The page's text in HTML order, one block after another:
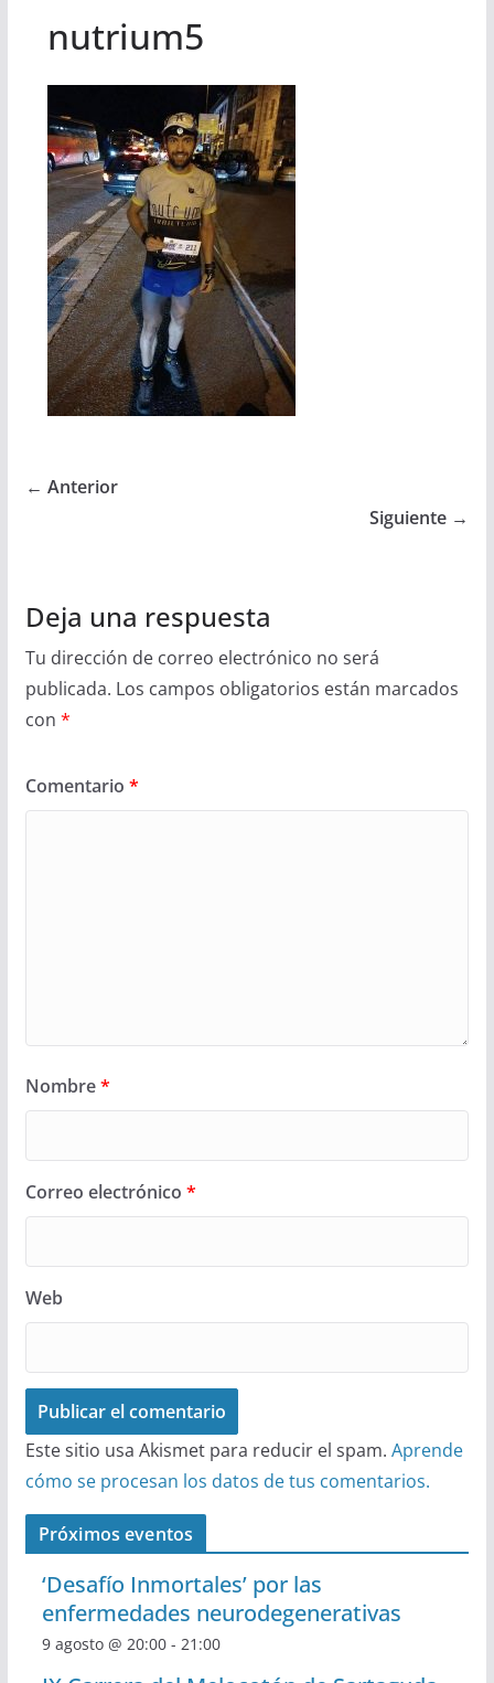
nutrium5
← Anterior
Siguiente →
Deja una respuesta
Tu dirección de correo electrónico no será
publicada. Los campos obligatorios están marcados
con *
Comentario *
Nombre*
Correo electrónico *
Web
Este sitio usa Akismet para reducir el spam. Aprende
cómo se procesan los datos de tus comentarios.
Próximos eventos
‘Desafío Inmortales’ por las
enfermedades neurodegenerativas
9 agosto @ 20:00- 21:00